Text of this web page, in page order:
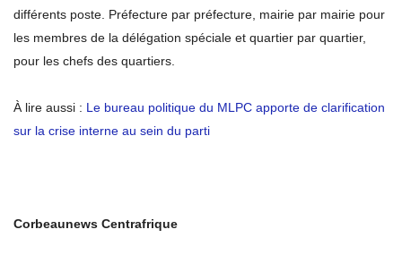
différents poste. Préfecture par préfecture, mairie par mairie pour
les membres de la délégation spéciale et quartier par quartier,
pour les chefs des quartiers.
À lire aussi : Le bureau politique du MLPC apporte de clarification
sur la crise interne au sein du parti
Corbeaunews Centrafrique